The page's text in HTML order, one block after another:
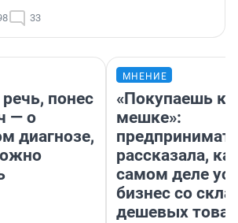
33
понес
— о
диагнозе,
МНЕНИЕ
«Покупаешь
мешке»:
рассказала,
самом деле
бизнес со
дешевых